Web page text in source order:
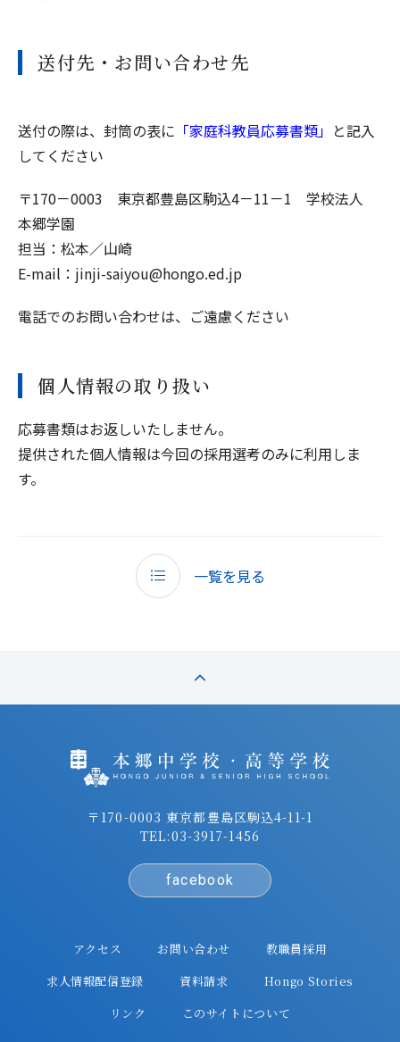
送付先・お問い合わせ先
送付の際は、封筒の表に 「家庭科教員応募書類」 と記入
してください
〒170－0003 東京都豊島区駒込4－11－1 学校法人
本郷学園
担当：松本／山崎
E-mail：jinji-saiyou@hongo.ed.jp
電話でのお問い合わせは、ご遠慮ください
個人情報の取り扱い
応募書類はお返しいたしません。
提供された個人情報は今回の採用選考のみに利用しま
す。
一覧を見る
〒170-0003 東京都豊島区駒込4-11-1
TEL:03-3917-1456
facebook
アクセス お問い合わせ
教職員採用
求人情報配信登録
資料請求
Hongo Stories
リンク
このサイトについて